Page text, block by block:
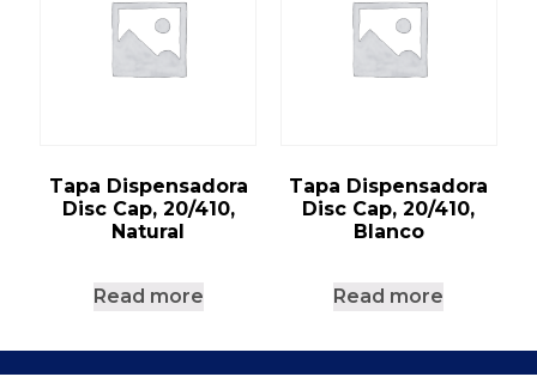
Tapa Dispensadora
Disc Cap, 20/410,
Natural
Read more
Tapa Dispensadora
Disc Cap, 20/410,
Blanco
Read more